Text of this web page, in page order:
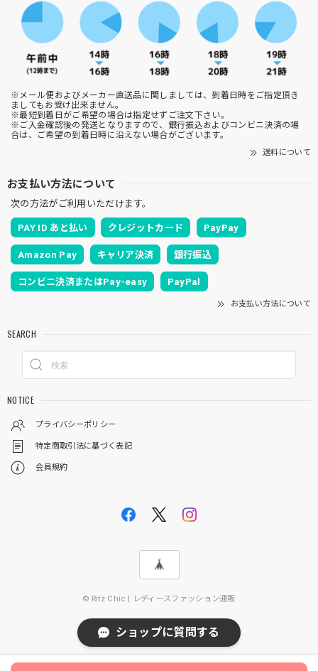
※メール便およびメーカー直送品に関しましては、到着日時をご指定頂き
ましてもお受け出来ません。
※最短到着日がご希望の場合は指定せずご注文下さい。
※ご入金確認後の発送となりますので、銀行振込およびコンビニ決済の場
合は、ご希望の到着日時に沿えない場合がございます。
送料について
お支払い方法について
次の方法がご利用いただけます。
PAY ID あと払い クレジットカード PayPay
Amazon Pay キャリア決済 銀行振込
コンビニ決済またはPay-easy PayPal
お支払い方法について
SEARCH
NOTICE
プライバシーポリシー
特定商取引法に基づく表記
会員規約
© Ritz Chic | レディースファッション通販
ショップに質問する